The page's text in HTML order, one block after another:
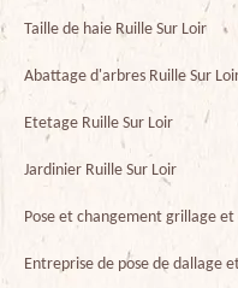
Taille de haie Ruille Sur Loir
Abattage d'arbres Ruille Sur
Etetage Ruille Sur Loir
Jardinier Ruille Sur Loir
Pose et changement grillage
Entreprise de pose de dallage